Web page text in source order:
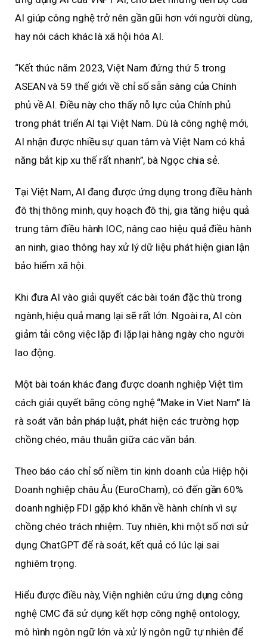
AI giúp công nghệ trở nên gần gũi hơn với người dùng,
hay nói cách khác là xã hội hóa AI.
“Kết thúc năm 2023, Việt Nam đứng thứ 5 trong
ASEAN và 59 thế giới về chỉ số sẵn sàng của Chính
phủ về AI. Điều này cho thấy nỗ lực của Chính phủ
trong phát triển AI tại Việt Nam. Dù là công nghệ mới,
AI nhận được nhiều sự quan tâm và Việt Nam có khả
năng bắt kịp xu thế rất nhanh”, bà Ngọc chia sẻ.
Tại Việt Nam, AI đang được ứng dụng trong điều hành
đô thị thông minh, quy hoạch đô thị, gia tăng hiệu quả
trung tâm điều hành IOC, nâng cao hiệu quả điều hành
an ninh, giao thông hay xử lý dữ liệu phát hiện gian lận
bảo hiểm xã hội.
Khi đưa AI vào giải quyết các bài toán đặc thù trong
ngành, hiệu quả mang lại sẽ rất lớn. Ngoài ra, AI còn
giảm tải công việc lặp đi lặp lại hàng ngày cho người
lao động.
Một bài toán khác đang được doanh nghiệp Việt tìm
cách giải quyết bằng công nghệ “Make in Viet Nam” là
rà soát văn bản pháp luật, phát hiện các trường hợp
chồng chéo, mâu thuẫn giữa các văn bản.
Theo báo cáo chỉ số niềm tin kinh doanh của Hiệp hội
Doanh nghiệp châu Âu (EuroCham), có đến gần 60%
doanh nghiệp FDI gặp khó khăn về hành chính vì sự
chồng chéo trách nhiệm. Tuy nhiên, khi một số nơi sử
dụng ChatGPT để rà soát, kết quả có lúc lại sai
nghiêm trọng.
Hiểu được điều này, Viện nghiên cứu ứng dụng công
nghệ CMC đã sử dụng kết hợp công nghệ ontology,
mô hình ngôn ngữ lớn và xử lý ngôn ngữ tự nhiên để